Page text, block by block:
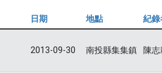
日期 地點 紀錄
2013-09-30 南投縣集集鎮 陳